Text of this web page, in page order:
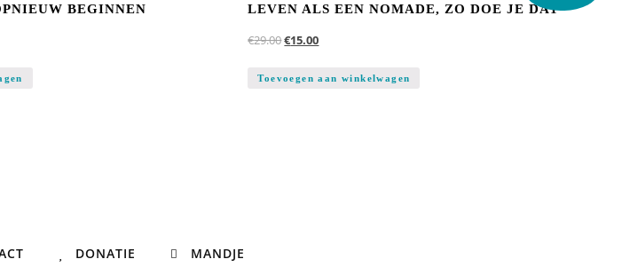
BEGINNEN LEVEN ALS EEN NOMADE, ZO DOE JE DAT
€29.00€15.00
Toevoegen aan winkelwagen
DONATIE MANDJE